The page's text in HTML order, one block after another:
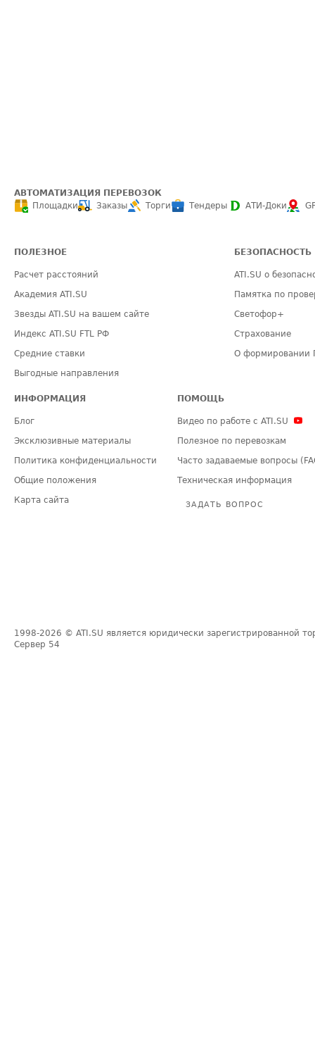
АВТОМАТИЗАЦИЯ ПЕРЕВОЗОК
Площадки
Заказы Торги Тендеры АТИ-Доки
ПОЛЕЗНОЕ
Расчет расстояний
Академия ATI.SU
Звезды ATI.SU на вашем сайте
Индекс ATI.SU FTL РФ
Средние ставки
Выгодные направления
БЕЗОПАСНОСТЬ
ATI.SU о
Памятка по
Светофор+
Страхование
О формировании
ИНФОРМАЦИЯ
Блог
Эксклюзивные материалы
Политика конфиденциальности
Общие положения
Карта сайта
ПОМОЩЬ
Видео по работе с ATI.SU
Полезное по перевозкам
Часто задаваемые вопросы
Техническая информация
ЗАДАТЬ ВОПРОС
1998-2026 © ATI.SU является юридически зарегистрированной
Сервер 54